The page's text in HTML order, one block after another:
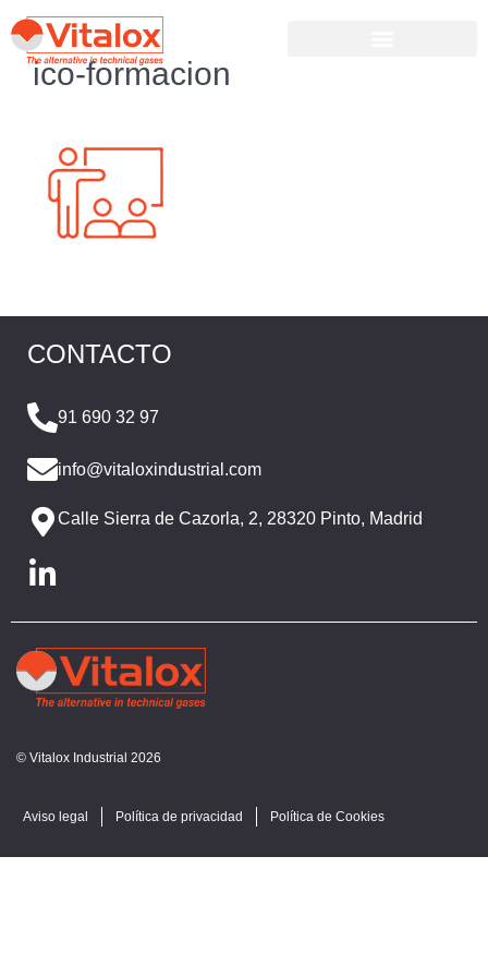
ico-formacion
CONTACTO
91 690 32 97
info@vitaloxindustrial.com
Calle Sierra de Cazorla, 2, 28320 Pinto, Madrid
© Vitalox Industrial 2026
Aviso legal Política de privacidad Política de Cookies